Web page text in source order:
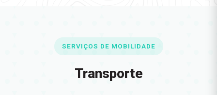
SERVIÇOS DE MOBILIDADE
Transporte